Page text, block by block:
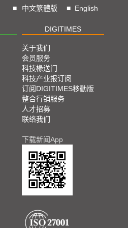
■ 中文繁體版 ■ English
DIGITIMES
关于我们
会员服务
科技椽送门
科技产业报订阅
订阅DIGITIMES移動版
整合行销服务
人才招募
联络我们
下载新闻App